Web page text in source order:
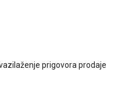
prigovora prodaje